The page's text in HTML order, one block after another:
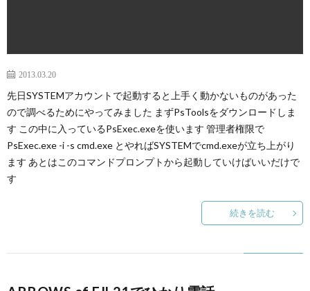
2013.03.20
先日SYSTEMアカウントで起動すると上手く動かないものがあった
ので調べるためにやってみました まずPsToolsをダウンロードしま
す この中に入っているPsExec.exeを使います 管理者権限で
PsExec.exe -i -s cmd.exe とやればSYSTEMでcmd.exeが立ち上がり
ます あとはこのコマンドプロンプトから起動していけばいいだけで
す
続きを読む